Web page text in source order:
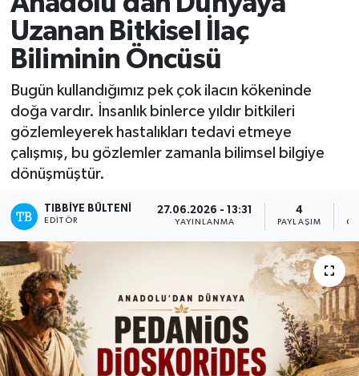
Uzanan Bitkisel İlaç
Biliminin Öncüsü
Bugün kullandığımız pek çok ilacın kökeninde
doğa vardır. İnsanlık binlerce yıldır bitkileri
gözlemleyerek hastalıkları tedavi etmeye
çalışmış, bu gözlemler zamanla bilimsel bilgiye
dönüşmüştür.
TIBBIYE BÜLTENI
EDITÖR
27.06.2026 - 13:31
YAYINLANMA
4
PAYLAŞIM
Mevzuat